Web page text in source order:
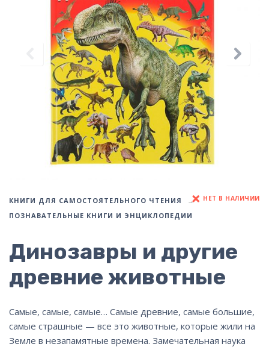
КНИГИ ДЛЯ САМОСТОЯТЕЛЬНОГО ЧТЕНИЯ
ПОЗНАВАТЕЛЬНЫЕ КНИГИ И ЭНЦИКЛОПЕДИИ
НЕТ В НАЛИЧИИ
Динозавры и другие
древние животные
Самые, самые, самые… Самые древние, самые большие,
самые страшные — все это животные, которые жили на
Земле в незапамятные времена. Замечательная наука